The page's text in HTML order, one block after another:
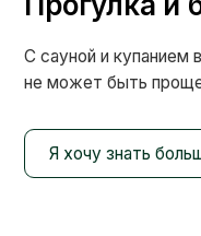
С сауной и купанием
не может быть
Я хочу знать